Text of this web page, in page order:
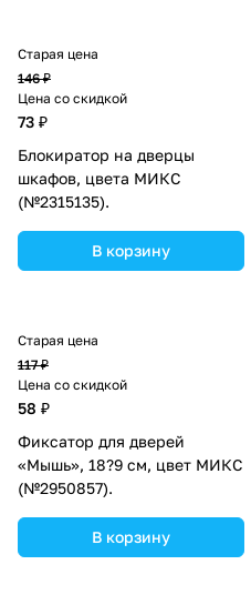
Старая цена
146 ₽
Цена со скидкой
73 ₽
Блокиратор на дверцы
шкафов, цвета МИКС
(№2315135).
В корзину
Старая цена
117 ₽
Цена со скидкой
58 ₽
Фиксатор для дверей
«Мышь», 18?9 см, цвет МИКС
(№2950857).
В корзину